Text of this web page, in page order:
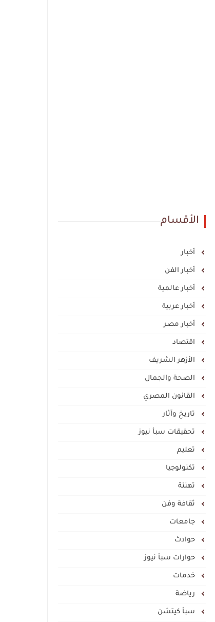
الأقسام
أخبار
أخبار الفن
أخبار عالمية
أخبار عربية
أخبار مصر
اقتصاد
الأزهر الشريف
الصحة والجمال
القانون المصري
تاريخ وآثار
تحقيقات سبأ نيوز
تعليم
تكنولوجيا
تهنئة
ثقافة وفن
جامعات
حوادث
حوارات سبأ نيوز
خدمات
رياضة
سبأ كيتشن